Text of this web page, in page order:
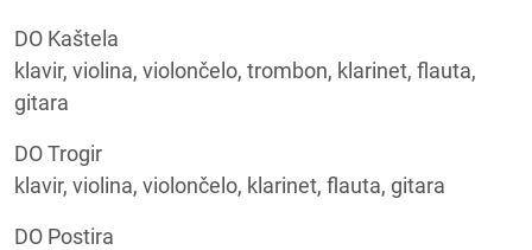
DO Kaštela
klavir, violina, violončelo, trombon, klarinet, flauta,
gitara
DO Trogir
klavir, violina, violončelo, klarinet, flauta, gitara
DO Postira